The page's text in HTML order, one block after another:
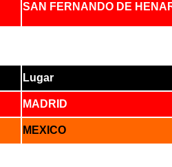
SAN FERNANDO DE
Lugar
MADRID
MEXICO